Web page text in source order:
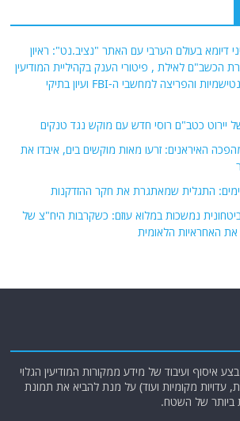
דיומא בעולם הערבי עם האתר "נציב.נט": ראיון
חדירת הכשב"ם לאילת , פיטורי הענק בקהיליית המודיעין
האמריקאית שעורר גל אנטישמיות והפריצה למחשבי ה-FBI ועיון בתיקי
יירוט כטב"ם רוסי חדש עם מוקש נגד טנקים
האיראנים: זרעו מאות מוקשים בים, איבדו את
התגלית שמאתגרת את חקר ההזדקנות
נמשכות במלוא עוזם: כשקרבות היח"צ של
האחראיות הלאומית
איסוף ועיבוד של מידע ממקורות המודיעין הגלוי
עדויות מקומיות ועוד) על מנת להביא את תמונת
ביותר של השטח.